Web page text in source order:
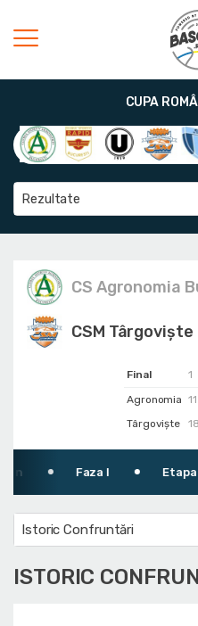
CUPA
Rezultate
CS Agronomia
Final 1
Agronomia 11
Târgoviște
18
CSM Târgoviște
Faza I Etapa 9
Istoric Confruntări
ISTORIC